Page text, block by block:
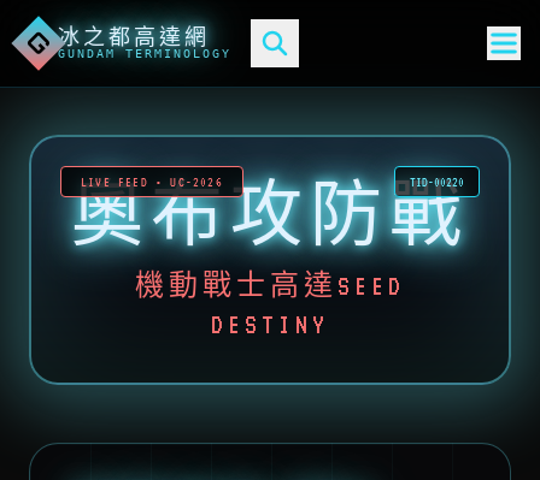
G冰之都高達網
GUNDAM TERMINOLOGY
LIVE FEED • UC-2026 TID-00220
奧布攻防戰
機動戰士高達SEED
DESTINY